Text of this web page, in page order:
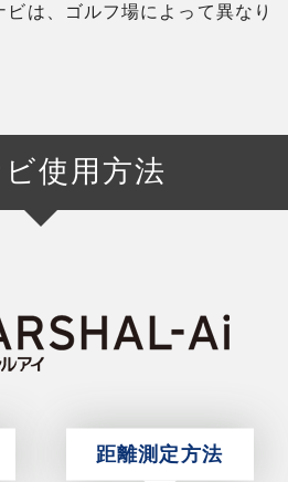
は、ゴルフ場によって異なり
ビ使用方法
距離測定方法